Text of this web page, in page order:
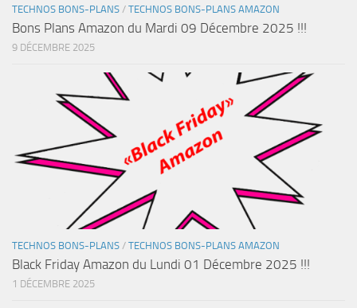
TECHNOS BONS-PLANS / TECHNOS BONS-PLANS AMAZON
Bons Plans Amazon du Mardi 09 Décembre 2025 !!!
9 DÉCEMBRE 2025
TECHNOS BONS-PLANS / TECHNOS BONS-PLANS AMAZON
Black Friday Amazon du Lundi 01 Décembre 2025 !!!
1 DÉCEMBRE 2025